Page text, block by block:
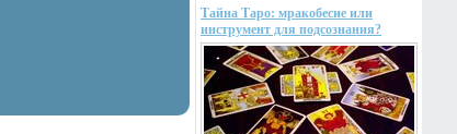
Тайна Таро: мракобесие или
инструмент для подсознания?